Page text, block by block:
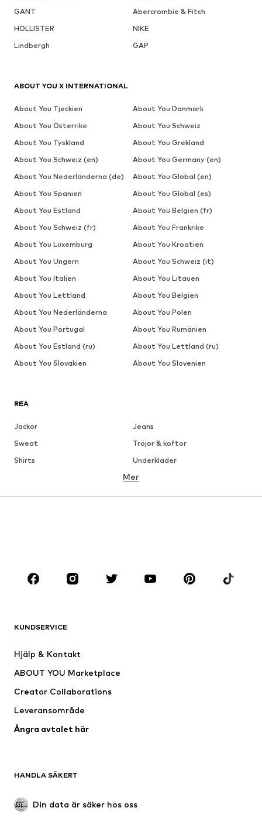
GANT
Abercrombie & Fitch
HOLLISTER
NIKE
Lindbergh
GAP
REA
Jackor
Jeans
Sweat
Tröjor & koftor
Shirts
Underkläder
Skjortor
Rockar
Kostymer & kavajer
KLÄDER
Jackor
Badkläder
Tillfällen
Upcycling
Nytt
Boots & stövlar
Lågskor
Mer
KUNDSERVICE
Hjälp & Kontakt
ABOUT YOU Marketplace
Creator Collaborations
Leveransområde
Ångra avtalet här
HANDLA SÄKERT
Din data är säker hos oss
ABOUT YOU X INTERNATIONAL
About You Tjeckien
About You Danmark
About You Österrike
About You Schweiz
About You Tyskland
About You Grekland
About You Schweiz (en)
About You Germany (en)
About You Nederländerna (de)
About You Global (en)
About You Spanien
About You Global (es)
About You Estland
About You Belgien (fr)
About You Schweiz (fr)
About You Frankrike
About You Luxemburg
About You Kroatien
About You Ungern
About You Schweiz (it)
About You Italien
About You Litauen
About You Lettland
About You Belgien
About You Nederländerna
About You Polen
About You Portugal
About You Rumänien
About You Estland (ru)
About You Lettland (ru)
About You Slovakien
About You Slovenien